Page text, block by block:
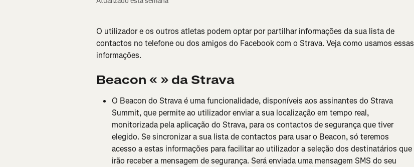
O utilizador e os outros atletas podem optar por partilhar informações da sua lista de
contactos no telefone ou dos amigos do Facebook com o Strava. Veja como usamos essas
informações.
Beacon « » da Strava
O Beacon do Strava é uma funcionalidade, disponíveis aos assinantes do Strava
Summit, que permite ao utilizador enviar a sua localização em tempo real,
monitorizada pela aplicação do Strava, para os contactos de segurança que tiver
elegido. Se sincronizar a sua lista de contactos para usar o Beacon, só teremos
acesso a estas informações para facilitar ao utilizador a seleção dos destinatários que
irão receber a mensagem de segurança. Será enviada uma mensagem SMS do seu